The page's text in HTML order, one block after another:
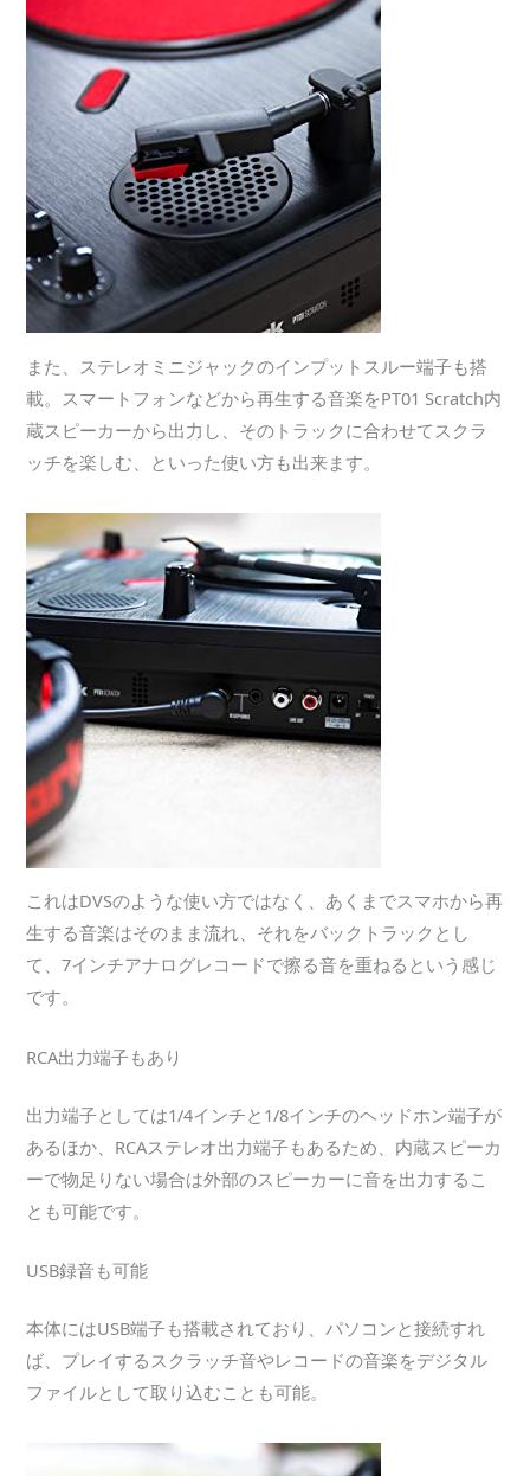
また、ステレオミニジャックのインプットスルー端子も搭
載。スマートフォンなどから再生する音楽をPT01 Scratch内
蔵スピーカーから出力し、そのトラックに合わせてスクラ
ッチを楽しむ、といった使い方も出来ます。
これはDVSのような使い方ではなく、あくまでスマホから再
生する音楽はそのまま流れ、それをバックトラックとし
て、7インチアナログレコードで擦る音を重ねるという感じ
です。
RCA出力端子もあり
出力端子としては1/4インチと1/8インチのヘッドホン端子が
あるほか、RCAステレオ出力端子もあるため、内蔵スピーカ
ーで物足りない場合は外部のスピーカーに音を出力するこ
とも可能です。
USB録音も可能
本体にはUSB端子も搭載されており、パソコンと接続すれ
ば、プレイするスクラッチ音やレコードの音楽をデジタル
ファイルとして取り込むことも可能。